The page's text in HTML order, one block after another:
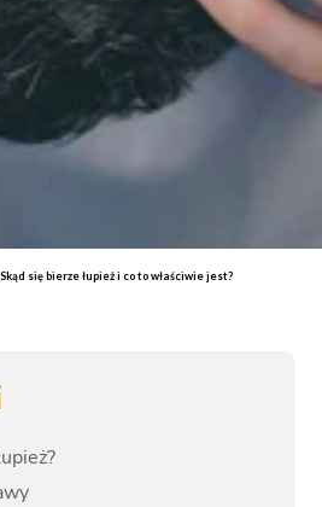
Skąd się bierze łupież i co to właściwie jest?